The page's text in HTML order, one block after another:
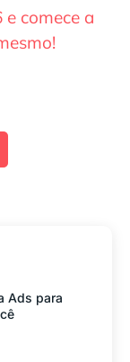
comece a
Ads para